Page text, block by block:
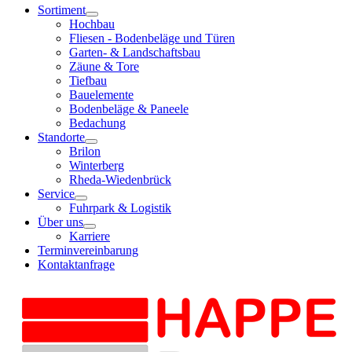
Sortiment
Hochbau
Fliesen - Bodenbeläge und Türen
Garten- & Landschaftsbau
Zäune & Tore
Tiefbau
Bauelemente
Bodenbeläge & Paneele
Bedachung
Standorte
Brilon
Winterberg
Rheda-Wiedenbrück
Service
Fuhrpark & Logistik
Über uns
Karriere
Terminvereinbarung
Kontaktanfrage